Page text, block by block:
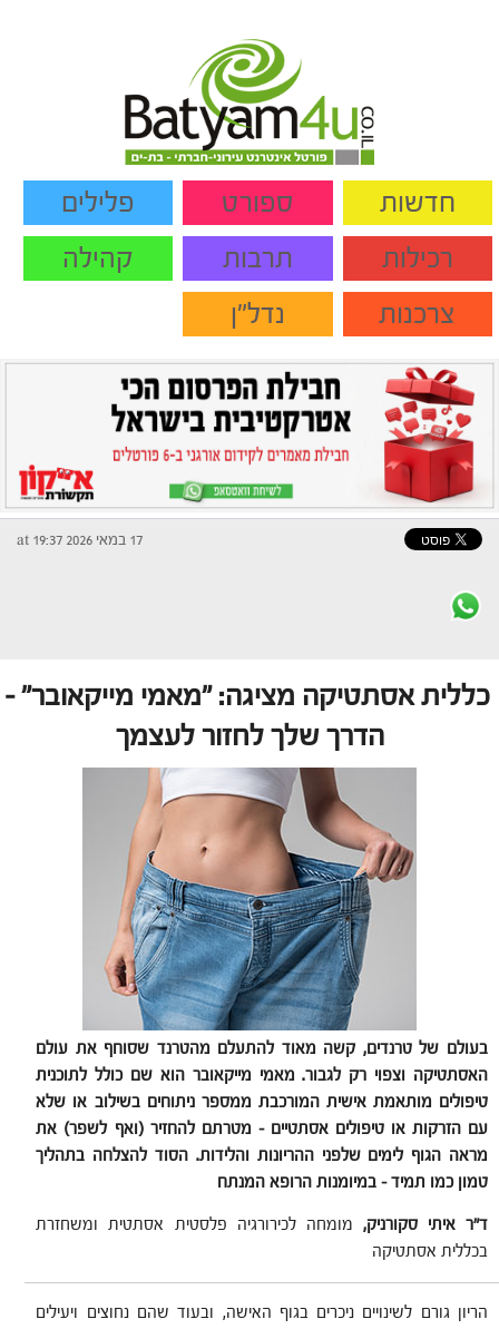
חדשות ספורט
פלילים
רכילות
תרבות
קהילה
צרכנות
נדל"ן
17 במאי 2026 at 19:37
כללית אסתטיקה מציגה: "מאמי מייקאובר" –
הדרך שלך לחזור לעצמך
בעולם של טרנדים, קשה מאוד להתעלם מהטרנד שסוחף את עולם
האסתטיקה וצפוי רק לגבור. מאמי מייקאובר הוא שם כולל לתוכנית
טיפולים מותאמת אישית המורכבת ממספר ניתוחים בשילוב או שלא
עם הזרקות או טיפולים אסתטיים – מטרתם להחזיר (ואף לשפר) את
מראה הגוף לימים שלפני ההריונות והלידות. הסוד להצלחה בתהליך
טמון כמו תמיד – במיומנות הרופא המנתח
ד"ר איתי סקורניק, מומחה לכירורגיה פלסטית אסתטית ומשחזרת
בכללית אסתטיקה
הריון גורם לשינויים ניכרים בגוף האישה, ובעוד שהם נחוצים ויעילים